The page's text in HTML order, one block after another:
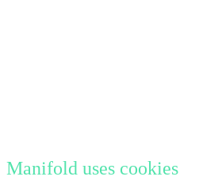
Manifold uses cookies